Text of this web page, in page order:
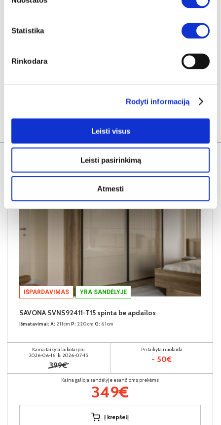
Statistika
Rinkodara
Rodyti informaciją
Leisti visus
Leisti pasirinkimą
Atmesti
KITOS PREKĖS
IŠPARDAVIMAS YRA SANDĖLYJE
SAVONA SVNS92411-T15 spinta be apdailos
Išmatavimai: A: 211cm P: 220cm G: 61cm
Kaina taikyta laikotarpiu
2026-06-16 iki 2026-07-15
399€
Pritaikyta nuolaida
- 50€
Kaina galioja sandėlyje esančioms prekėms
349€
Į krepšelį